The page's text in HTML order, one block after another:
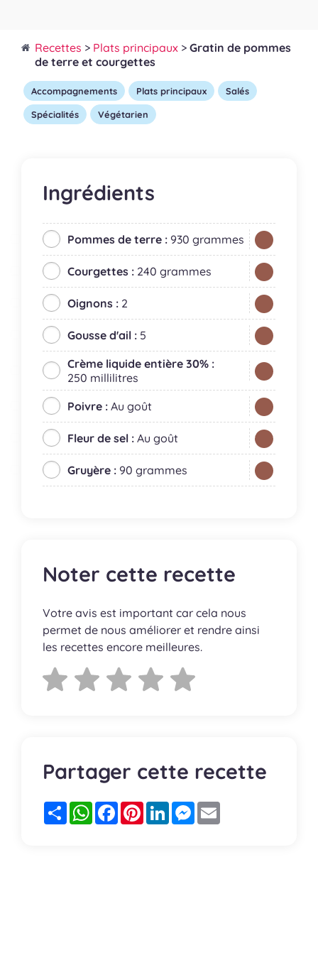
Recettes > Plats principaux >Gratin de pommes
de terre et courgettes
Accompagnements Plats principaux Salés
Spécialités Végétarien
Ingrédients
Pommes de terre : 930 grammes
Courgettes : 240 grammes
Oignons : 2
Gousse d'ail : 5
Crème liquide entière 30% :
250 millilitres
Poivre : Au goût
Fleur de sel : Au goût
Gruyère : 90 grammes
Noter cette recette
Votre avis est important car cela nous
permet de nous améliorer et rendre ainsi
les recettes encore meilleures.
Partager cette recette
PartagerWhatsApp
FacebookPinterestLinkedInMessenger